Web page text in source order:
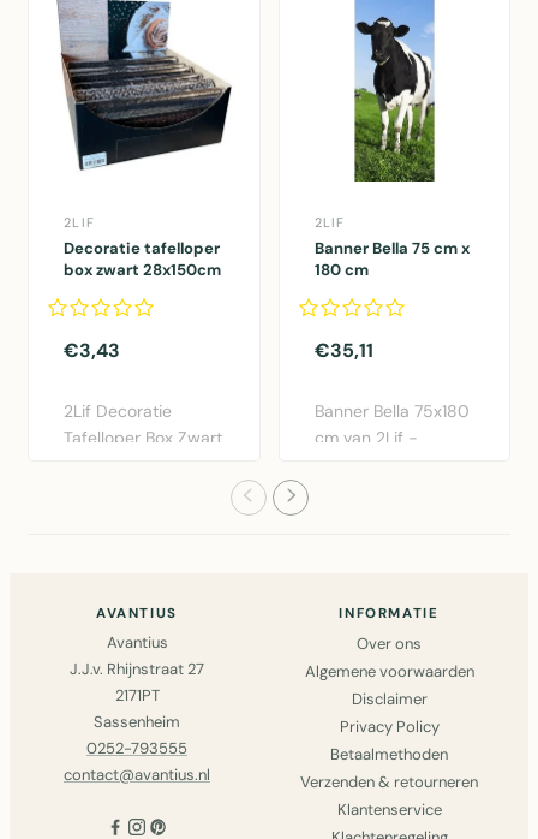
2LIF
Decoratie tafelloper
box zwart 28x150cm
€3,43
2Lif Decoratie
Tafelloper Box Zwart
2LIF
Banner Bella 75 cm x
180 cm
€35,11
Banner Bella 75x180
cm van 2Lif -
AVANTIUS
Avantius
J.J.v. Rhijnstraat 27
2171PT
Sassenheim
0252-793555
contact@avantius.nl
INFORMATIE
Over ons
Algemene voorwaarden
Disclaimer
Privacy Policy
Betaalmethoden
Verzenden & retourneren
Klantenservice